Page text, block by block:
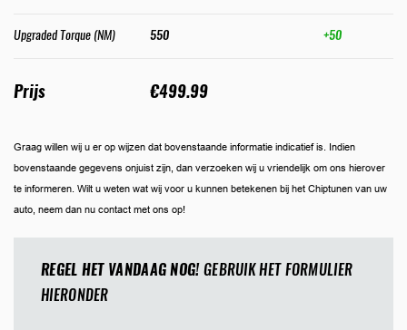
Upgraded Torque (NM) 550 +50
Prijs €499.99
Graag willen wij u er op wijzen dat bovenstaande informatie indicatief is. Indien
bovenstaande gegevens onjuist zijn, dan verzoeken wij u vriendelijk om ons hierover
te informeren. Wilt u weten wat wij voor u kunnen betekenen bij het Chiptunen van uw
auto, neem dan nu contact met ons op!
REGEL HET VANDAAG NOG!GEBRUIK HET FORMULIER
HIERONDER